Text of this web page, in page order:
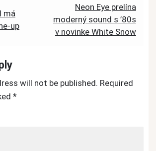
má
up
Neon Eye prelína
moderný sound s ’80s
v novinke White Snow
will not be published. Required
*